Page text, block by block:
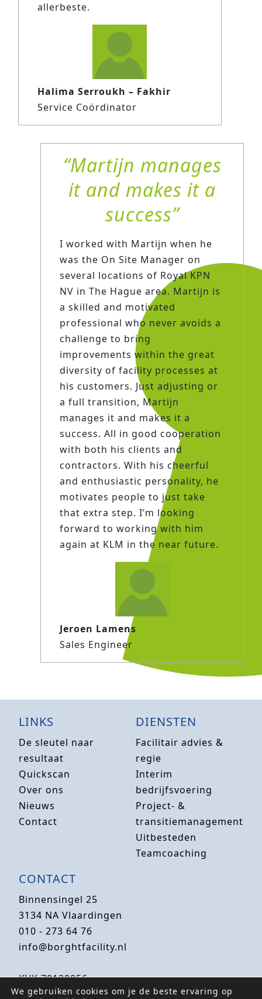
allerbeste.
Halima Serroukh – Fakhir
Service Coördinator
Martijn manages
it and makes it a
success
I worked with Martijn when he
was the On Site Manager on
several locations of Royal KPN
NV in The Hague area. Martijn is
a skilled and motivated
professional who never avoids a
challenge to bring
improvements within the great
diversity of facility processes at
his customers. Just adjusting or
a full transition, Martijn
manages it and makes it a
success. All in good cooperation
with both his clients and
contractors. With his cheerful
and enthusiastic personality, he
motivates people to just take
that extra step. I’m looking
forward to working with him
again at KLM in the near future.
Jeroen Lamens
Sales Engineer
LINKS
De sleutel naar
resultaat
Quickscan
Over ons
Nieuws
Contact
DIENSTEN
Facilitair advies &
regie
Interim
bedrijfsvoering
Project- &
transitiemanagement
Uitbesteden
Teamcoaching
CONTACT
Binnensingel 25
3134 NA Vlaardingen
010 - 273 64 76
info@borghtfacility.nl
KVK 70120056
BTW-nr NL858150293B01
We gebruiken cookies om je de beste ervaring op